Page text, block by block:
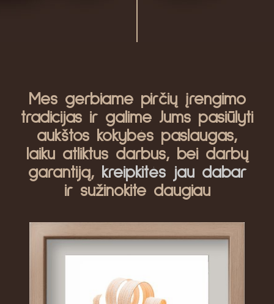
Mes gerbiame pirčių įrengimo
tradicijas ir galime Jums pasiūlyti
aukštos kokybės paslaugas,
laiku atliktus darbus, bei darbų
garantiją, kreipkitės jau dabar
ir sužinokite daugiau